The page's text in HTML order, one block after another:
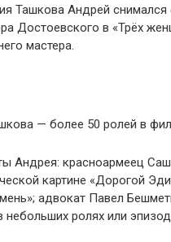
Ташкова Андрей
Достоевского в «Трёх
мастера.
— более 50 ролей в
Андрея: красноармеец
картине «Дорогой
адвокат Павел
небольших ролях или